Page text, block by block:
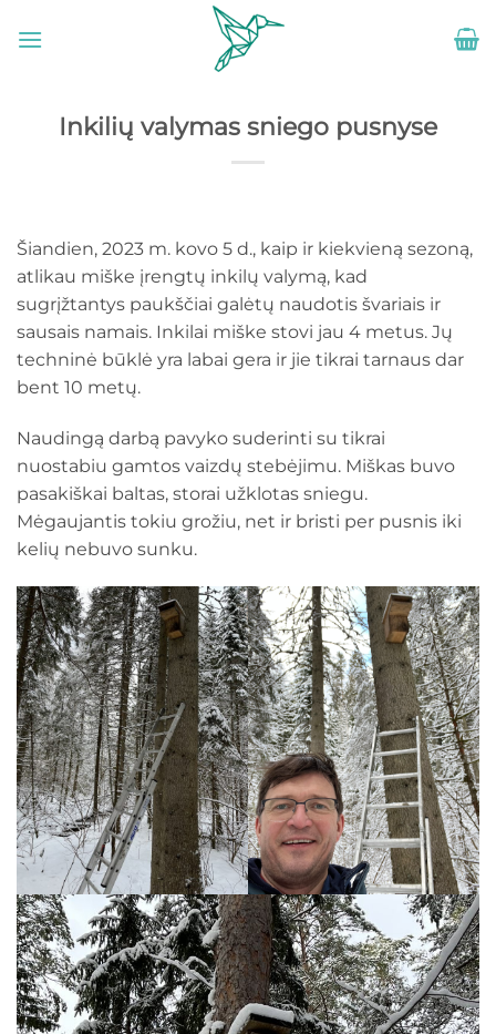
Inkilių valymas sniego pusnyse
Šiandien, 2023 m. kovo 5 d., kaip ir kiekvieną sezoną,
atlikau miške įrengtų inkilų valymą, kad
sugrįžtantys paukščiai galėtų naudotis švariais ir
sausais namais. Inkilai miške stovi jau 4 metus. Jų
techninė būklė yra labai gera ir jie tikrai tarnaus dar
bent 10 metų.
Naudingą darbą pavyko suderinti su tikrai
nuostabiu gamtos vaizdų stebėjimu. Miškas buvo
pasakiškai baltas, storai užklotas sniegu.
Mėgaujantis tokiu grožiu, net ir bristi per pusnis iki
kelių nebuvo sunku.